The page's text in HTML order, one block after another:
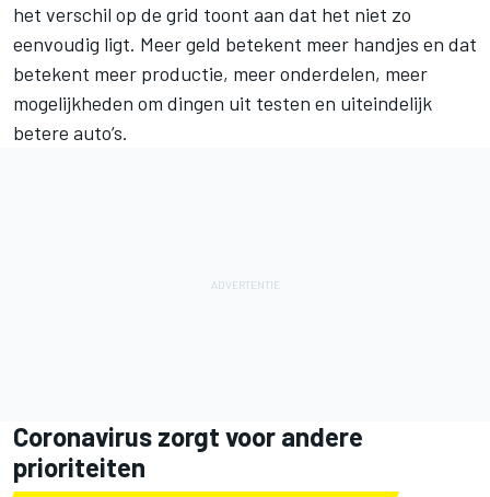
het verschil op de grid toont aan dat het niet zo
eenvoudig ligt. Meer geld betekent meer handjes en dat
betekent meer productie, meer onderdelen, meer
mogelijkheden om dingen uit testen en uiteindelijk
betere auto’s.
Coronavirus zorgt voor andere
prioriteiten